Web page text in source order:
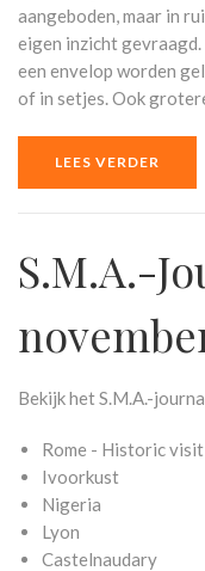
aangeboden, maar in
eigen inzicht
een envelop worden
of in setjes. Ook
LEES VERDER
S.M.A.-
Bekijk het S.M.A.-
Rome - Historic
Ivoorkust
Nigeria
Lyon
Castelnaudary